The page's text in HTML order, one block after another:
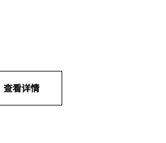
查看详情